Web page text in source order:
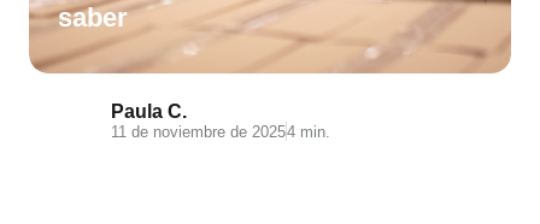
saber
Paula C.
11 de noviembre de 20254 min.